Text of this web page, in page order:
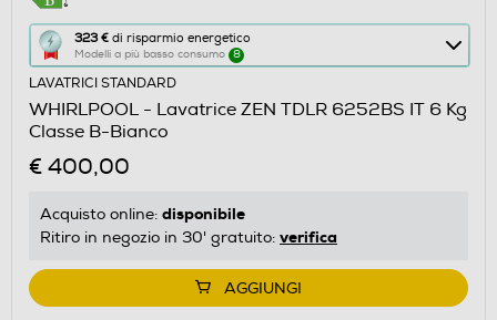
323 € di risparmio energetico
Modelli a più basso consumo 8
Questa
azione
aprirà
il
Calcolatore
di
energetico
Youreko.
LAVATRICI STANDARD
WHIRLPOOL - Lavatrice ZEN TDLR 6252BS IT 6 Kg
Classe B-Bianco
€ 400,00
Acquisto online: disponibile
Ritiro in negozio in 30' gratuito: verifica
AGGIUNGI